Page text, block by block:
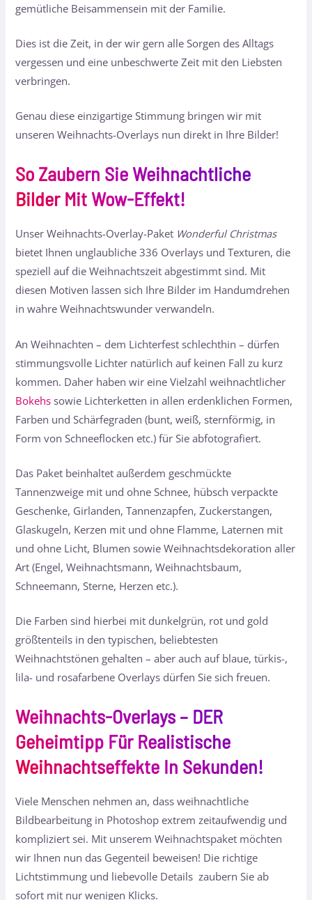
gemütliche Beisammensein mit der Familie.
Dies ist die Zeit, in der wir gern alle Sorgen des Alltags
vergessen und eine unbeschwerte Zeit mit den Liebsten
verbringen.
Genau diese einzigartige Stimmung bringen wir mit
unseren Weihnachts-Overlays nun direkt in Ihre Bilder!
So Zaubern Sie Weihnachtliche
Bilder Mit Wow-Effekt!
Unser Weihnachts-Overlay-Paket Wonderful Christmas
bietet Ihnen unglaubliche 336 Overlays und Texturen, die
speziell auf die Weihnachtszeit abgestimmt sind. Mit
diesen Motiven lassen sich Ihre Bilder im Handumdrehen
in wahre Weihnachtswunder verwandeln.
An Weihnachten – dem Lichterfest schlechthin – dürfen
stimmungsvolle Lichter natürlich auf keinen Fall zu kurz
kommen. Daher haben wir eine Vielzahl weihnachtlicher
Bokehs sowie Lichterketten in allen erdenklichen Formen,
Farben und Schärfegraden (bunt, weiß, sternförmig, in
Form von Schneeflocken etc.) für Sie abfotografiert.
Das Paket beinhaltet außerdem geschmückte
Tannenzweige mit und ohne Schnee, hübsch verpackte
Geschenke, Girlanden, Tannenzapfen, Zuckerstangen,
Glaskugeln, Kerzen mit und ohne Flamme, Laternen mit
und ohne Licht, Blumen sowie Weihnachtsdekoration aller
Art (Engel, Weihnachtsmann, Weihnachtsbaum,
Schneemann, Sterne, Herzen etc.).
Die Farben sind hierbei mit dunkelgrün, rot und gold
größtenteils in den typischen, beliebtesten
Weihnachtstönen gehalten – aber auch auf blaue, türkis-,
lila- und rosafarbene Overlays dürfen Sie sich freuen.
Weihnachts-Overlays – DER
Geheimtipp Für Realistische
Weihnachtseffekte In Sekunden!
Viele Menschen nehmen an, dass weihnachtliche
Bildbearbeitung in Photoshop extrem zeitaufwendig und
kompliziert sei. Mit unserem Weihnachtspaket möchten
wir Ihnen nun das Gegenteil beweisen! Die richtige
Lichtstimmung und liebevolle Details zaubern Sie ab
sofort mit nur wenigen Klicks.